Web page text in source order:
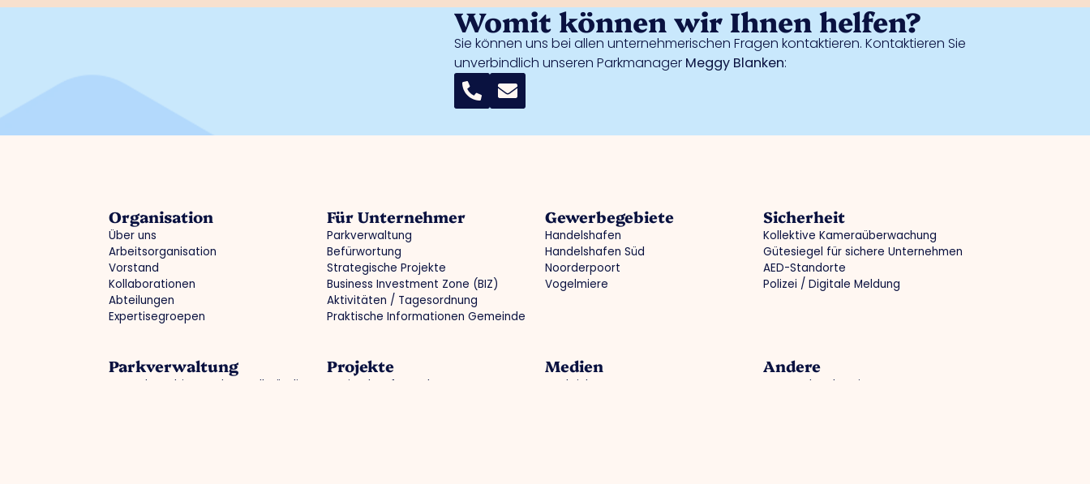
Womit können wir Ihnen helfen?
Sie können uns bei allen unternehmerischen Fragen kontaktieren. Kontaktieren Sie
unverbindlich unseren Parkmanager Meggy Blanken:
Organisation
Über uns
Arbeitsorganisation
Vorstand
Kollaborationen
Abteilungen
Expertisegroepen
Für Unternehmer
Parkverwaltung
Befürwortung
Strategische Projekte
Business Investment Zone (BIZ)
Aktivitäten / Tagesordnung
Praktische Informationen Gemeinde
Gewerbegebiete
Handelshafen
Handelshafen Süd
Noorderpoort
Vogelmiere
Sicherheit
Kollektive Kameraüberwachung
Gütesiegel für sichere Unternehmen
AED-Standorte
Polizei / Digitale Meldung
Parkverwaltung
Gewerbegebiet: sauber, vollständig,
Projekte
Optimale Infrastruktur
Medien
Nachrichten
Andere
Datenschutzbestimmungen